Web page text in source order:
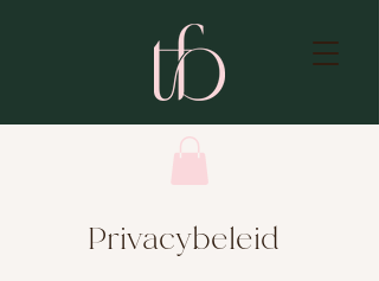
Privacybeleid